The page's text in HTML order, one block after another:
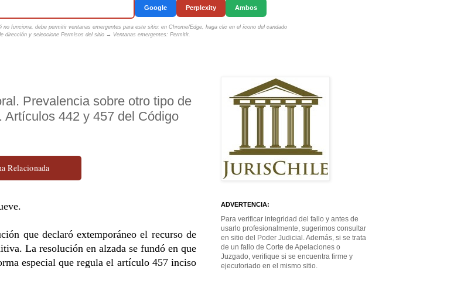
Google Perplexity Ambos
funciona, debe permitir ventanas emergentes para este sitio: en Chrome/Edge, haga clic en el ícono del candado
dirección y seleccione Permisos del sitio → Ventanas emergentes: Permitir.
Prevalencia sobre otro tipo de
442 y 457 del Código
Relacionada
que declaró extemporáneo el recurso de
La resolución en alzada se fundó en que
especial que regula el artículo 457 inciso
ADVERTENCIA:
Para verificar integridad del fallo y antes de
usarlo profesionalmente, sugerimos consultar
en sitio del Poder Judicial. Además, si se trata
de un fallo de Corte de Apelaciones o
Juzgado, verifique si se encuentra firme y
ejecutoriado en el mismo sitio.